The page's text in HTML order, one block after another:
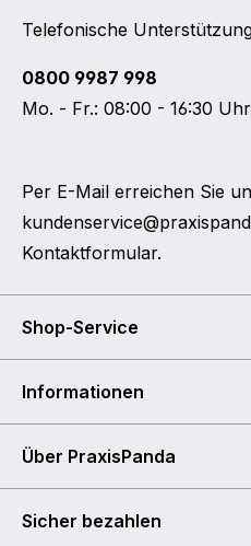
Telefonische
0800 9987 998
Mo. - Fr.: 08:00 - 16:30 Uhr
Per E-Mail erreichen Sie
Kontaktformular.
Shop-Service
Informationen
Über PraxisPanda
Sicher bezahlen